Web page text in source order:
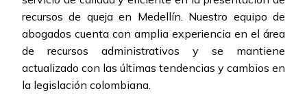
recursos de queja en Medellín. Nuestro equipo de
abogados cuenta con amplia experiencia en el área
de recursos administrativos y se mantiene
actualizado con las últimas tendencias y cambios en
la legislación colombiana.